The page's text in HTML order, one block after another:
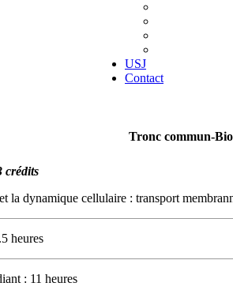
USJ
Contact
Tronc commun-
crédits
la dynamique cellulaire : transport
heures
: 11 heures